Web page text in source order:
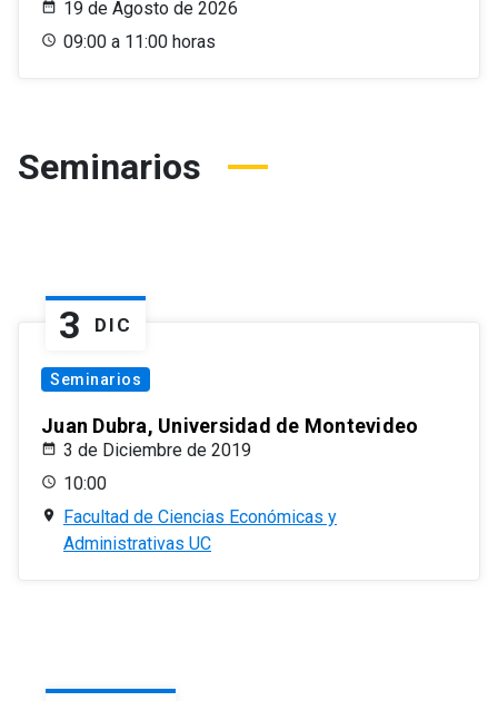
19 de Agosto de 2026
09:00 a 11:00 horas
Seminarios
3 DIC
Seminarios
Juan Dubra, Universidad de Montevideo
3 de Diciembre de 2019
10:00
Facultad de Ciencias Económicas y
Administrativas UC